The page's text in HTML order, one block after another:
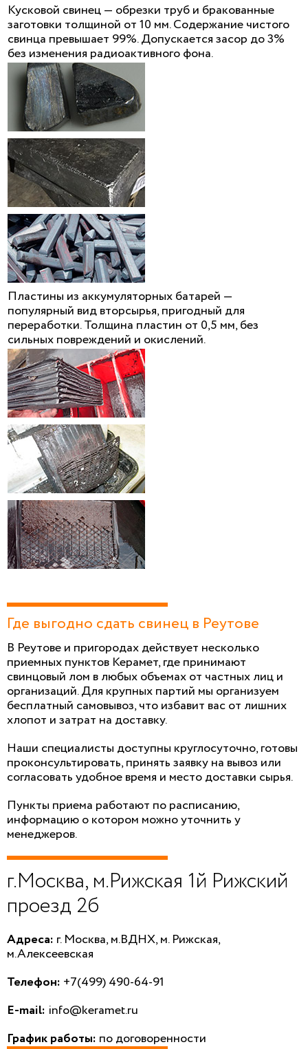
Кусковой свинец — обрезки труб и бракованные
заготовки толщиной от 10 мм. Содержание чистого
свинца превышает 99%. Допускается засор до 3%
без изменения радиоактивного фона.
Пластины из аккумуляторных батарей —
популярный вид вторсырья, пригодный для
переработки. Толщина пластин от 0,5 мм, без
сильных повреждений и окислений.
Где выгодно сдать свинец в Реутове
В Реутове и пригородах действует несколько
приемных пунктов Керамет, где принимают
свинцовый лом в любых объемах от частных лиц и
организаций. Для крупных партий мы организуем
бесплатный самовывоз, что избавит вас от лишних
хлопот и затрат на доставку.
Наши специалисты доступны круглосуточно, готовы
проконсультировать, принять заявку на вывоз или
согласовать удобное время и место доставки сырья.
Пункты приема работают по расписанию,
информацию о котором можно уточнить у
менеджеров.
г.Москва, м.Рижская 1й Рижский
проезд 2б
Адреса: г. Москва, м.ВДНХ, м. Рижская,
м.Алексеевская
Телефон: +7(499) 490-64-91
E-mail: info@keramet.ru
График работы: по договоренности